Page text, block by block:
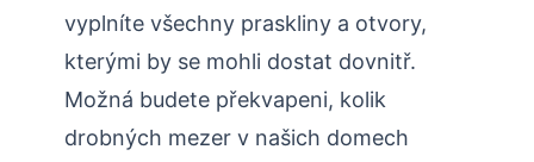
vyplníte všechny praskliny a otvory,
kterými by se mohli‍ dostat dovnitř.
Možná budete překvapeni, ‍kolik
drobných mezer v našich domech